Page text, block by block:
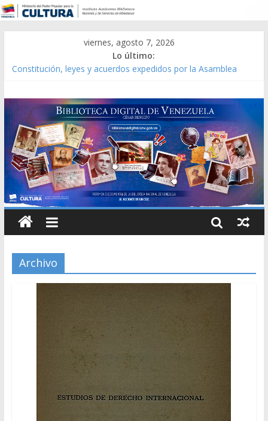
viernes, agosto 7, 2026
Lo último:
Constitución, leyes y acuerdos expedidos por la Asamblea
Modesta Bor Sánchez [material gráfico]
Gaceta Oficial de la República de Venezuela año CXXXIII Mes V,
Caracas 09 de marzo de 2006 N° 38.394
Catálogo temático de obras de Modesta Bor
Archivo